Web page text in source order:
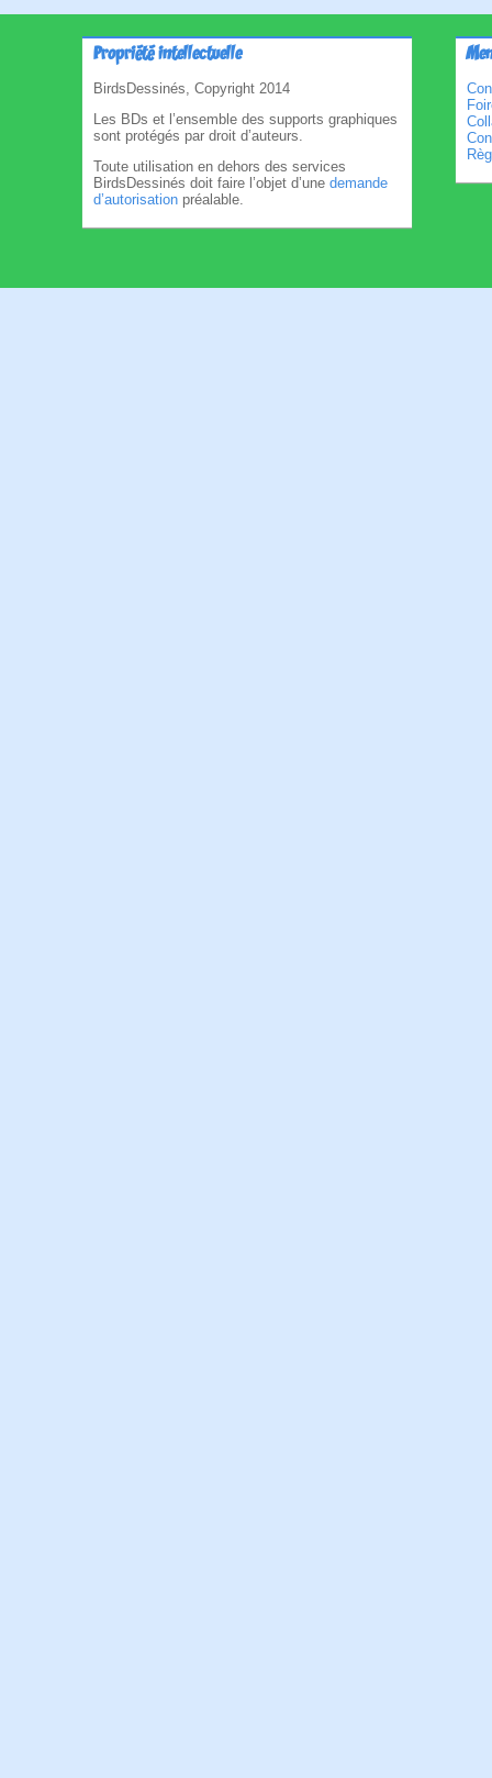
Propriété intellectuelle
BirdsDessinés, Copyright 2014
Les BDs et l’ensemble des supports graphiques
sont protégés par droit d’auteurs.
Toute utilisation en dehors des services
BirdsDessinés doit faire l’objet d’une demande
d’autorisation préalable.